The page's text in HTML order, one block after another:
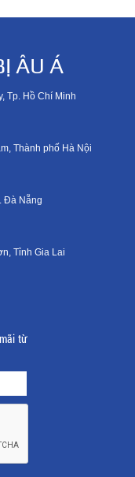
ÂU Á
Tp. Hồ Chí Minh
Thành phố Hà Nội
Đà Nẵng
Tỉnh Gia Lai
từ